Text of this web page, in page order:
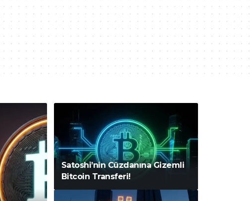
Satoshi’nin Cüzdanına Gizemli
Bitcoin Transferi!